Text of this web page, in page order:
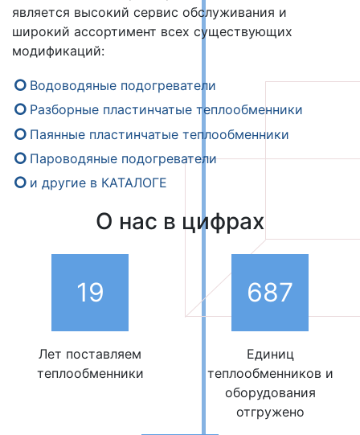
является высокий сервис обслуживания и
широкий ассортимент всех существующих
модификаций:
Водоводяные подогреватели
Разборные пластинчатые теплообменники
Паянные пластинчатые теплообменники
Пароводяные подогреватели
и другие в КАТАЛОГЕ
О нас в цифрах
19
Лет поставляем
теплообменники
687
Единиц
теплообменников и
оборудования
отгружено